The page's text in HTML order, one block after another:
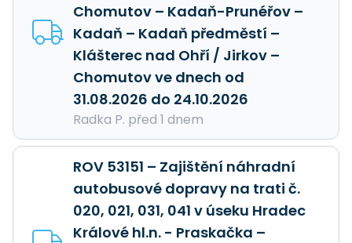
Chomutov – Kadaň-Prunéřov –
Kadaň – Kadaň předměstí –
Klášterec nad Ohří / Jirkov –
Chomutov ve dnech od
31.08.2026 do 24.10.2026
Radka P. před 1 dnem
ROV 53151 – Zajištění náhradní
autobusové dopravy na trati č.
020, 021, 031, 041 v úseku Hradec
Králové hl.n. - Praskačka –